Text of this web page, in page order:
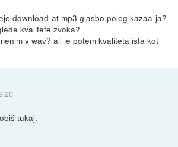
download-at mp3 glasbo poleg kazaa-ja?
kvalitete zvoka?
v wav? ali je potem kvaliteta ista kot
tukaj.